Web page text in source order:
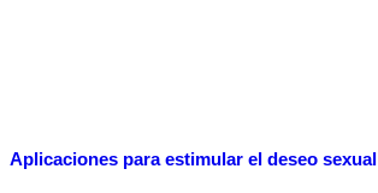
Aplicaciones para estimular el deseo sexual